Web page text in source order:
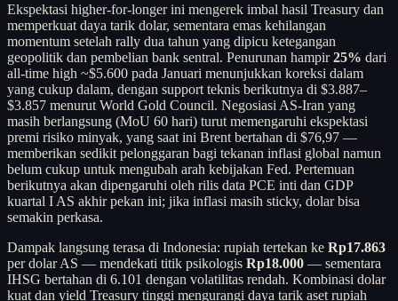
Ekspektasi higher-for-longer ini mengerek imbal hasil Treasury dan
memperkuat daya tarik dolar, sementara emas kehilangan
momentum setelah rally dua tahun yang dipicu ketegangan
geopolitik dan pembelian bank sentral. Penurunan hampir25% dari
all-time high ~$5.600 pada Januari menunjukkan koreksi dalam
yang cukup dalam, dengan support teknis berikutnya di $3.887–
$3.857 menurut World Gold Council. Negosiasi AS-Iran yang
masih berlangsung (MoU 60 hari) turut memengaruhi ekspektasi
premi risiko minyak, yang saat ini Brent bertahan di $76,97 —
memberikan sedikit pelonggaran bagi tekanan inflasi global namun
belum cukup untuk mengubah arah kebijakan Fed. Pertemuan
berikutnya akan dipengaruhi oleh rilis data PCE inti dan GDP
kuartal I AS akhir pekan ini; jika inflasi masih sticky, dolar bisa
semakin perkasa.
Dampak langsung terasa di Indonesia: rupiah tertekan ke Rp17.863
per dolar AS — mendekati titik psikologis Rp18.000 — sementara
IHSG bertahan di 6.101 dengan volatilitas rendah. Kombinasi dolar
kuat dan yield Treasury tinggi mengurangi daya tarik aset rupiah